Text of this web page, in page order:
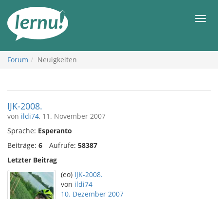
Inhalt
Forum Neuigkeiten
IJK-2008.
von ildi74, 11. November 2007
Sprache: Esperanto
Beiträge: 6 Aufrufe: 58387
Letzter Beitrag
(eo) IJK-2008.
von ildi74
10. Dezember 2007